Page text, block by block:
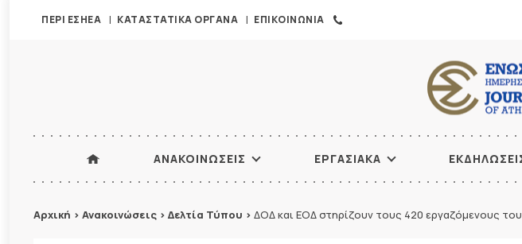
ΠΕΡΙ ΕΣΗΕΑ ΚΑΤΑΣΤΑΤΙΚΑ ΟΡΓΑΝΑ ΕΠΙΚΟΙΝΩΝΙΑ
ΑΝΑΚΟΙΝΩΣΕΙΣ ΕΡΓΑΣΙΑΚΑ
Αρχική > Ανακοινώσεις > Δελτία Τύπου > ΔΟΔ και ΕΟΔ στηρίζουν τους 420 εργαζόμενους του